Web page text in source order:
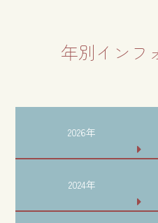
年別インフ
2026年
2024年